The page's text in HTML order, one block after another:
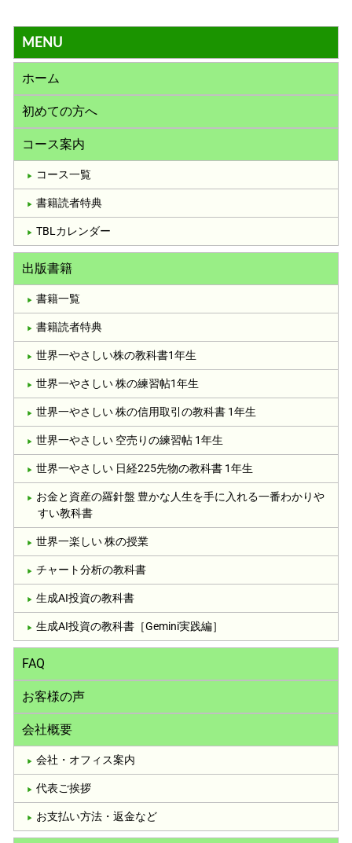
MENU
ホーム
初めての方へ
コース案内
コース一覧
書籍読者特典
TBLカレンダー
出版書籍
書籍一覧
書籍読者特典
世界一やさしい株の教科書1年生
世界一やさしい 株の練習帖1年生
世界一やさしい 株の信用取引の教科書 1年生
世界一やさしい 空売りの練習帖 1年生
世界一やさしい 日経225先物の教科書 1年生
お金と資産の羅針盤 豊かな人生を手に入れる一番わかりや
すい教科書
世界一楽しい 株の授業
チャート分析の教科書
生成AI投資の教科書
生成AI投資の教科書［Gemini実践編］
FAQ
お客様の声
会社概要
会社・オフィス案内
代表ご挨拶
お支払い方法・返金など